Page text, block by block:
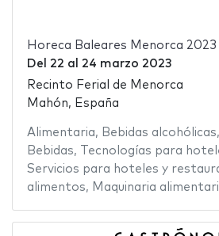
Horeca Baleares Menorca 2023
Del 22 al 24 marzo 2023
Recinto Ferial de Menorca
Mahón, España
Alimentaria, Bebidas alcohólicas,
Bebidas, Tecnologías para
Servicios para hoteles y
alimentos, Maquinaria